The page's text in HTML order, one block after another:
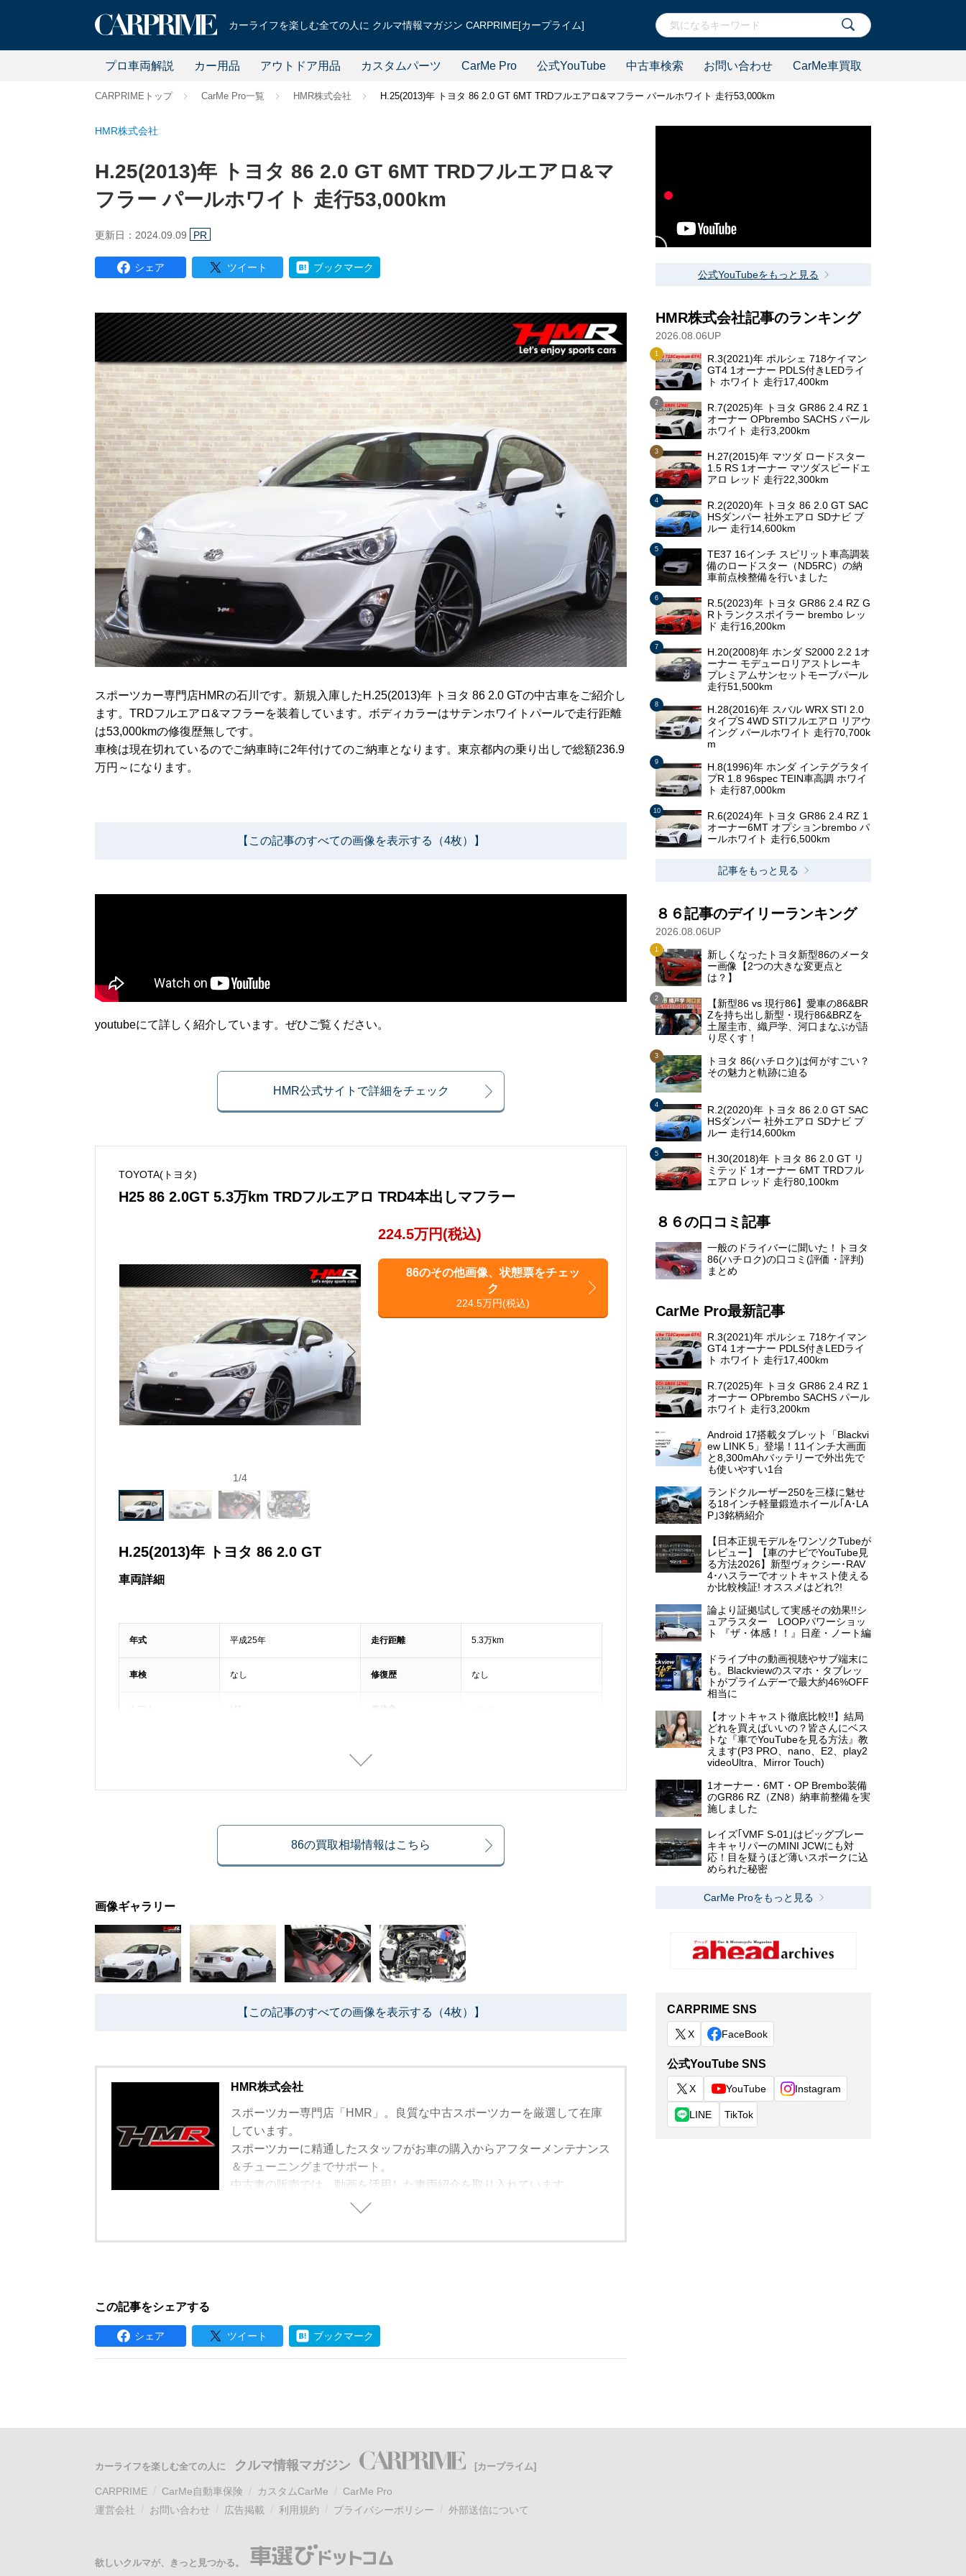
カーライフを楽しむ全ての人に クルマ情報マガジン CARPRIME[カープライム]
プロ車両解説 カー用品 アウトドア用品 カスタムパーツ CarMe Pro 公式YouTube 中古車検索 お問い合わせ CarMe車買取
CARPRIMEトップ CarMe Pro一覧 HMR株式会社 H.25(2013)年 トヨタ 86 2.0 GT 6MT TRDフルエアロ&マフラー パールホワイト 走行53,000km
HMR株式会社
H.25(2013)年 トヨタ 86 2.0 GT 6MT TRDフルエアロ&マ
フラー パールホワイト 走行53,000km
更新日：2024.09.09 PR
シェア ツイート ブックマーク
スポーツカー専門店HMRの石川です。新規入庫したH.25(2013)年 トヨタ 86 2.0 GTの中古車をご紹介し
ます。TRDフルエアロ&マフラーを装着しています。ボディカラーはサテンホワイトパールで走行距離
は53,000kmの修復歴無しです。
車検は現在切れているのでご納車時に2年付けてのご納車となります。東京都内の乗り出しで総額236.9
万円～になります。
【この記事のすべての画像を表示する（4枚）】
youtubeにて詳しく紹介しています。ぜひご覧ください。
HMR公式サイトで詳細をチェック
TOYOTA(トヨタ)
H25 86 2.0GT 5.3万km TRDフルエアロ TRD4本出しマフラー
1/4
224.5万円(税込)
86のその他画像、状態票をチェッ
ク
224.5万円(税込)
H.25(2013)年 トヨタ 86 2.0 GT
車両詳細
年式 平成25年 走行距離 5.3万km
車検 なし 修復歴 なし
MT 車体色
86の買取相場情報はこちら
画像ギャラリー
【この記事のすべての画像を表示する（4枚）】
HMR株式会社
スポーツカー専門店「HMR」。良質な中古スポーツカーを厳選して在庫
しています。
スポーツカーに精通したスタッフがお車の購入からアフターメンテナンス
＆チューニングまでサポート。
中古車の販売では、動画を活用した車両紹介を取り入れています。
遠方で車を観に来れない方でも安心して購入できるように細部まで紹介し
この記事をシェアする
シェア ツイート ブックマーク
公式YouTubeをもっと見る
HMR株式会社記事のランキング
2026.08.06UP
R.3(2021)年 ポルシェ 718ケイマン
GT4 1オーナー PDLS付きLEDライ
ト ホワイト 走行17,400km
R.7(2025)年 トヨタ GR86 2.4 RZ 1
オーナー OPbrembo SACHS パール
ホワイト 走行3,200km
H.27(2015)年 マツダ ロードスター
1.5 RS 1オーナー マツダスピードエ
アロ レッド 走行22,300km
R.2(2020)年 トヨタ 86 2.0 GT SAC
HSダンパー 社外エアロ SDナビ ブ
ルー 走行14,600km
TE37 16インチ スピリット車高調装
備のロードスター（ND5RC）の納
車前点検整備を行いました
R.5(2023)年 トヨタ GR86 2.4 RZ G
Rトランクスポイラー brembo レッ
ド 走行16,200km
H.20(2008)年 ホンダ S2000 2.2 1オ
ーナー モデューロリアストレーキ
プレミアムサンセットモーブパール
走行51,500km
H.28(2016)年 スバル WRX STI 2.0
タイプS 4WD STIフルエアロ リアウ
イング パールホワイト 走行70,700k
m
H.8(1996)年 ホンダ インテグラタイ
プR 1.8 96spec TEIN車高調 ホワイ
ト 走行87,000km
R.6(2024)年 トヨタ GR86 2.4 RZ 1
オーナー6MT オプションbrembo パ
ールホワイト 走行6,500km
記事をもっと見る
８６記事のデイリーランキング
2026.08.06UP
新しくなったトヨタ新型86のメータ
ー画像【2つの大きな変更点と
は？】
【新型86 vs 現行86】愛車の86&BR
Zを持ち出し新型・現行86&BRZを
土屋圭市、織戸学、河口まなぶが語
り尽くす！
トヨタ 86(ハチロク)は何がすごい？
その魅力と軌跡に迫る
R.2(2020)年 トヨタ 86 2.0 GT SAC
HSダンパー 社外エアロ SDナビ ブ
ルー 走行14,600km
H.30(2018)年 トヨタ 86 2.0 GT リ
ミテッド 1オーナー 6MT TRDフル
エアロ レッド 走行80,100km
８６の口コミ記事
一般のドライバーに聞いた！トヨタ
86(ハチロク)の口コミ(評価・評判)
まとめ
CarMe Pro最新記事
R.3(2021)年 ポルシェ 718ケイマン
GT4 1オーナー PDLS付きLEDライ
ト ホワイト 走行17,400km
R.7(2025)年 トヨタ GR86 2.4 RZ 1
オーナー OPbrembo SACHS パール
ホワイト 走行3,200km
Android 17搭載タブレット「Blackvi
ew LINK 5」登場！11インチ大画面
と8,300mAhバッテリーで外出先で
も使いやすい1台
ランドクルーザー250を三様に魅せ
る18インチ軽量鍛造ホイール｢A･LA
P｣3銘柄紹介
【日本正規モデルをワンソクTubeが
レビュー】【車のナビでYouTube見
る方法2026】新型ヴォクシー･RAV
4･ハスラーでオットキャスト使える
か比較検証! オススメはどれ?!
論より証拠!試して実感その効果!!シ
ュアラスター LOOPパワーショッ
ト 『ザ・体感！！』日産・ノート編
ドライブ中の動画視聴やサブ端末に
も。Blackviewのスマホ・タブレッ
トがプライムデーで最大約46%OFF
相当に
【オットキャスト徹底比較!!】結局
どれを買えばいいの？皆さんにベス
トな『車でYouTubeを見る方法』教
えます(P3 PRO、nano、E2、play2
videoUltra、Mirror Touch)
1オーナー・6MT・OP Brembo装備
のGR86 RZ（ZN8）納車前整備を実
施しました
レイズ｢VMF S-01｣はビッグブレー
キキャリパーのMINI JCWにも対
応！目を疑うほど薄いスポークに込
められた秘密
CarMe Proをもっと見る
CARPRIME SNS
X FaceBook
公式YouTube SNS
X YouTube Instagram
LINE TikTok
カーライフを楽しむ全ての人に クルマ情報マガジン [カープライム]
CARPRIME CarMe自動車保険 カスタムCarMe
CarMe Pro
運営会社
お問い合わせ 広告掲載 利用規約 プライバシーポリシー 外部送信について
欲しいクルマが、きっと見つかる。